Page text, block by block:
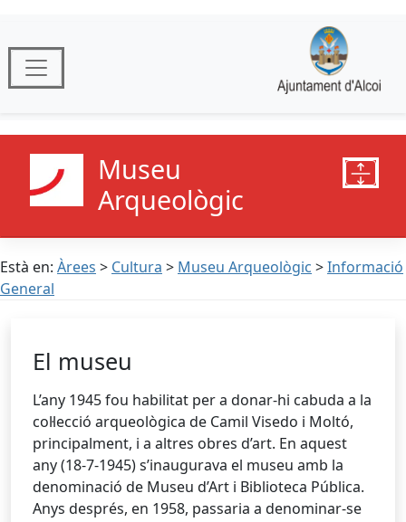
Museu
Arqueològic
Està en: Àrees > Cultura > Museu Arqueològic >Informació
General
El museu
L’any 1945 fou habilitat per a donar-hi cabuda a la
col·lecció arqueològica de Camil Visedo i Moltó,
principalment, i a altres obres d’art. En aquest
any (18-7-1945) s’inaugurava el museu amb la
denominació de Museu d’Art i Biblioteca Pública.
Anys després, en 1958, passaria a denominar-se